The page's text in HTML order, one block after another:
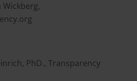
PhD., Transparency